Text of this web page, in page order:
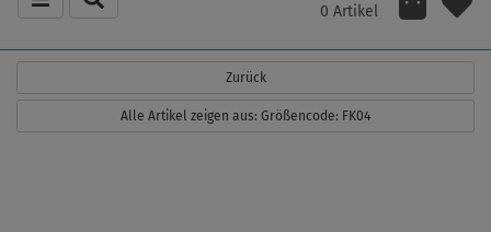
0 Artikel
Zurück
Alle Artikel zeigen aus: Größencode: FK04